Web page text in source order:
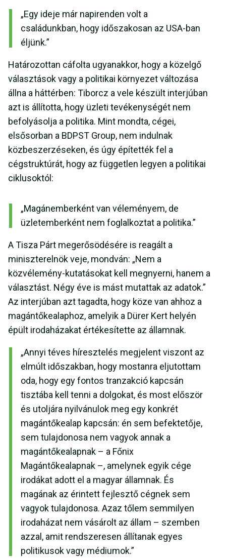
„Egy ideje már napirenden volt a
családunkban, hogy időszakosan az USA-ban
éljünk.”
Határozottan cáfolta ugyanakkor, hogy a közelgő
választások vagy a politikai környezet változása
állna a háttérben: Tiborcz a vele készült interjúban
azt is állította, hogy üzleti tevékenységét nem
befolyásolja a politika. Mint mondta, cégei,
elsősorban a BDPST Group, nem indulnak
közbeszerzéseken, és úgy építették fel a
cégstruktúrát, hogy az független legyen a politikai
ciklusoktól:
„Magánemberként van véleményem, de
üzletemberként nem foglalkoztat a politika.”
A Tisza Párt megerősödésére is reagált a
miniszterelnök veje, mondván: „Nem a
közvélemény-kutatásokat kell megnyerni, hanem a
választást. Négy éve is mást mutattak az adatok.”
Az interjúban azt tagadta, hogy köze van ahhoz a
magántőkealaphoz, amelyik a Dürer Kert helyén
épült irodaházakat értékesítette az államnak.
„Annyi téves híresztelés megjelent viszont az
elmúlt időszakban, hogy mostanra eljutottam
oda, hogy egy fontos tranzakció kapcsán
tisztába kell tenni a dolgokat, és most először
és utoljára nyilvánulok meg egy konkrét
magántőkealap kapcsán: én sem befektetője,
sem tulajdonosa nem vagyok annak a
magántőkealapnak – a Főnix
Magántőkealapnak –, amelynek egyik cége
irodákat adott el a magyar államnak. És
magának az érintett fejlesztő cégnek sem
vagyok tulajdonosa. Azaz tőlem semmilyen
irodaházat nem vásárolt az állam – szemben
azzal, amit rendszeresen állítanak egyes
politikusok vagy médiumok.”